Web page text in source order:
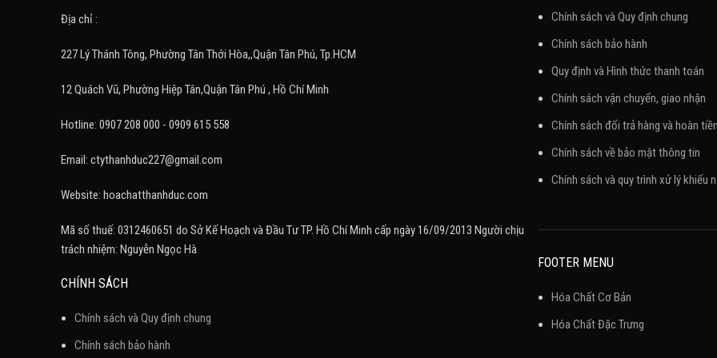
Địa chỉ :
227 Lý Thánh Tông, Phường Tân Thới Hòa,,Quận Tân Phú, Tp.HCM
12 Quách Vũ, Phường Hiệp Tân,Quận Tân Phú , Hồ Chí Minh
Hotline: 0907 208 000 - 0909 615 558
Email: ctythanhduc227@gmail.com
Website: hoachatthanhduc.com
Mã số thuế: 0312460651 do Sở Kế Hoạch và Đầu Tư TP. Hồ Chí Minh cấp ngày 16/09/2013 Người chịu
trách nhiệm: Nguyễn Ngọc Hà
CHÍNH SÁCH
Chính sách và Quy định chung
Chính sách bảo hành
Chính sách và Quy định chung
Chính sách bảo hành
Quy định và Hình thức thanh toán
Chính sách vận chuyển, giao nhận
Chính sách đổi trả hàng và hoàn
Chính sách về bảo mật thông tin
Chính sách và quy trình xử lý khiếu
FOOTER MENU
Hóa Chất Cơ Bản
Hóa Chất Đặc Trưng